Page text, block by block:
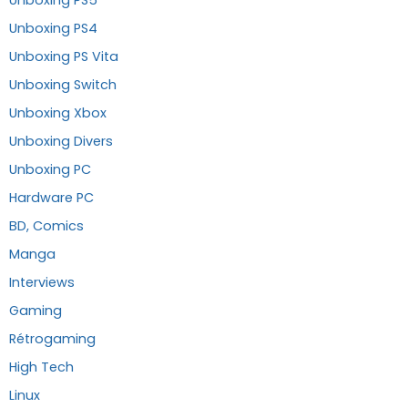
Unboxing PS4
Unboxing PS Vita
Unboxing Switch
Unboxing Xbox
Unboxing Divers
Unboxing PC
Hardware PC
BD, Comics
Manga
Interviews
Gaming
Rétrogaming
High Tech
Linux